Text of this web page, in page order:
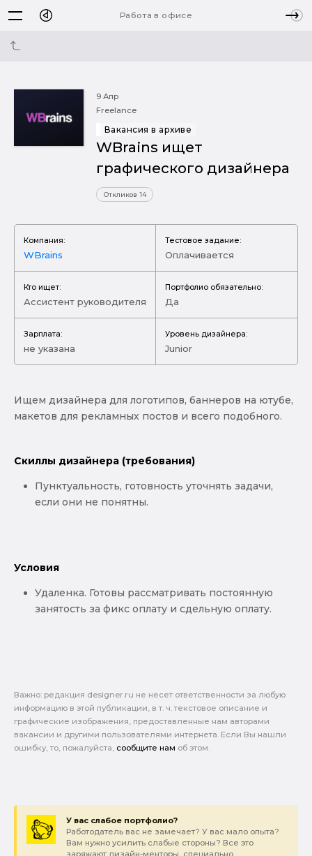
Работа в офисе
9 Апр
Freelance
Вакансия в архиве
WBrains ищет
графического дизайнера
Откликов 14
Компания:
WBrains
Тестовое задание:
Оплачивается
Кто ищет:
Ассистент руководителя
Портфолио обязательно:
Да
Зарплата:
не указана
Уровень дизайнера:
Junior
Ищем дизайнера для логотипов, баннеров на ютубе,
макетов для рекламных постов и всего подобного.
Скиллы дизайнера (требования)
Пунктуальность, готовность уточнять задачи,
если они не понятны.
Условия
Удаленка. Готовы рассматривать постоянную
занятость за фикс оплату и сдельную оплату.
Важно: pедакция designer.ru не несет ответственности за любую
информацию в этой публикации, в т. ч. текстовое описание и
графические изображения, предоставленные нам авторами
вакансии и другими пользователями интернета. Если Вы нашли
ошибку, то, пожалуйста, сообщите нам об этом.
У вас слабое портфолио?
Работодатель вас не замечает? У вас мало опыта?
Вам нужно усилить слабые стороны? Все это
заряжают дизайн-менторы, специально